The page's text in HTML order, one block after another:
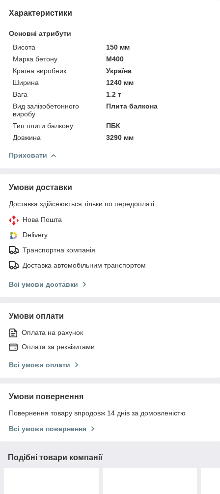
Характеристики
Основні атрибути
Висота
150 мм
Марка бетону
М400
Країна виробник
Україна
Ширина
1240 мм
Вага
1.2 т
Вид залізобетонного
виробу
Плита балкона
Тип плити балкону
ПБК
Довжина
3290 мм
Приховати
Умови доставки
Доставка здійснюється тільки по передоплаті.
Нова Пошта
Delivery
Транспортна компанія
Доставка автомобільним транспортом
Всі умови доставки
Умови оплати
Оплата на рахунок
Оплата за реквізитами
Всі умови оплати
Умови повернення
Повернення товару впродовж 14 днів за домовленістю
Всі умови повернення
Подібні товари компанії